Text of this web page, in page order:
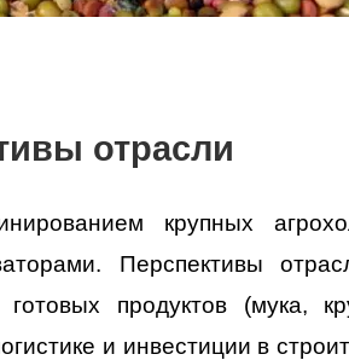
отрасли
крупных
Перспективы
продуктов (мука,
и инвестиции в